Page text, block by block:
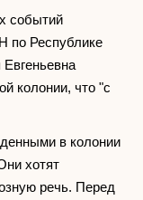
событий
по Республике
колонии, что "с
в колонии
хотят
речь. Перед